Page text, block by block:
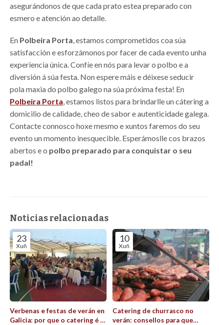
asegurándonos de que cada prato estea preparado con
esmero e atención ao detalle.
En Polbeira Porta , estamos comprometidos coa súa
satisfacción e esforzámonos por facer de cada evento unha
experiencia única. Confíe en nós para levar o polbo e a
diversión á súa festa. Non espere máis e déixese seducir
pola maxia do polbo galego na súa próxima festa! En
Polbeira Porta , estamos listos para brindarlle un cátering a
domicilio de calidade, cheo de sabor e autenticidade galega.
Contacte connosco hoxe mesmo e xuntos faremos do seu
evento un momento inesquecible. Esperámoslle cos brazos
abertos e o polbo preparado para conquistar o seu
padal!
Noticias relacionadas
23
Xuñ
Verbenas e festas de verán en
Galicia: por que o catering é a
10
Xuñ
Catering de churrasco no
verán: consellos para que